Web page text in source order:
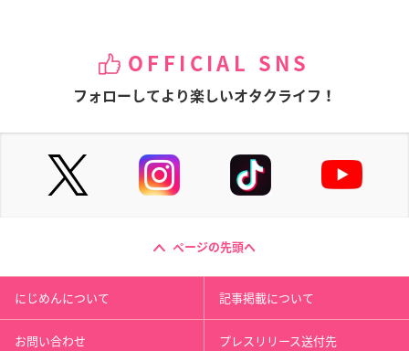
OFFICIAL SNS
フォローしてより楽しいオタクライフ！
ページの先頭へ
にじめんについて 記事掲載について
お問い合わせ プレスリリース送付先